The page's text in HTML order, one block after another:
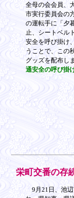
全母の会会員、
市実行委員会の
の運転手に「夕
止、シートベル
安全を呼び掛け
うことで、この
グッズを配布し
通安全の呼び掛
栄町交番の存
9月21日、池辺